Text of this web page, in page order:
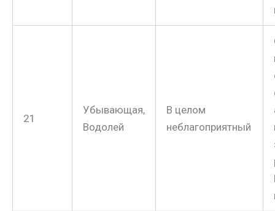
21
Убывающая,
Водолей
В целом
неблагоприятный